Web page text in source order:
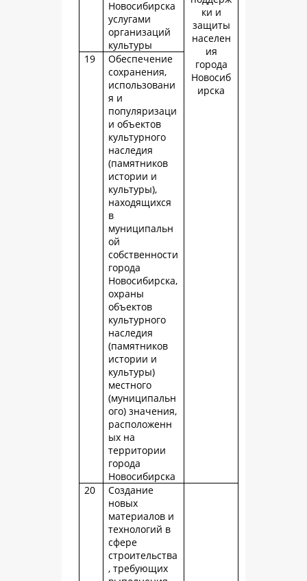
ки и
защиты
населен
ия
города
Новосиб
ирска
Новосибирска
услугами
организаций
культуры
19
Обеспечение
сохранения,
использовани
я и
популяризаци
и объектов
культурного
наследия
(памятников
истории и
культуры),
находящихся
в
муниципальн
ой
собственности
города
Новосибирска,
охраны
объектов
культурного
наследия
(памятников
истории и
культуры)
местного
(муниципальн
ого) значения,
расположенн
ых на
территории
города
Новосибирска
20
Создание
новых
материалов и
технологий в
сфере
строительства
, требующих